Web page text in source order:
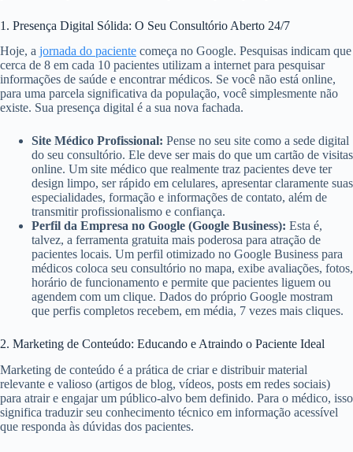
1. Presença Digital Sólida: O Seu Consultório Aberto 24/7
Hoje, a jornada do paciente começa no Google. Pesquisas indicam que
cerca de 8 em cada 10 pacientes utilizam a internet para pesquisar
informações de saúde e encontrar médicos. Se você não está online,
para uma parcela significativa da população, você simplesmente não
existe. Sua presença digital é a sua nova fachada.
Site Médico Profissional: Pense no seu site como a sede digital
do seu consultório. Ele deve ser mais do que um cartão de visitas
online. Um site médico que realmente traz pacientes deve ter
design limpo, ser rápido em celulares, apresentar claramente suas
especialidades, formação e informações de contato, além de
transmitir profissionalismo e confiança.
Perfil da Empresa no Google (Google Business): Esta é,
talvez, a ferramenta gratuita mais poderosa para atração de
pacientes locais. Um perfil otimizado no Google Business para
médicos coloca seu consultório no mapa, exibe avaliações, fotos,
horário de funcionamento e permite que pacientes liguem ou
agendem com um clique. Dados do próprio Google mostram
que perfis completos recebem, em média, 7 vezes mais cliques.
2. Marketing de Conteúdo: Educando e Atraindo o Paciente Ideal
Marketing de conteúdo é a prática de criar e distribuir material
relevante e valioso (artigos de blog, vídeos, posts em redes sociais)
para atrair e engajar um público-alvo bem definido. Para o médico, isso
significa traduzir seu conhecimento técnico em informação acessível
que responda às dúvidas dos pacientes.